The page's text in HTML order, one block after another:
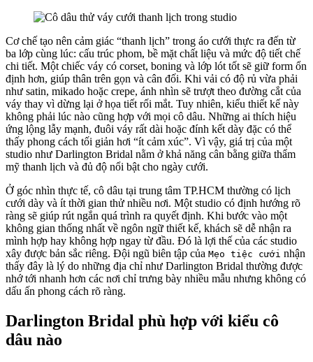
Cơ chế tạo nên cảm giác “thanh lịch” trong áo cưới thực ra đến từ
ba lớp cùng lúc: cấu trúc phom, bề mặt chất liệu và mức độ tiết chế
chi tiết. Một chiếc váy có corset, boning và lớp lót tốt sẽ giữ form ổn
định hơn, giúp thân trên gọn và cân đối. Khi vải có độ rủ vừa phải
như satin, mikado hoặc crepe, ánh nhìn sẽ trượt theo đường cắt của
váy thay vì dừng lại ở họa tiết rối mắt. Tuy nhiên, kiểu thiết kế này
không phải lúc nào cũng hợp với mọi cô dâu. Những ai thích hiệu
ứng lộng lẫy mạnh, đuôi váy rất dài hoặc đính kết dày đặc có thể
thấy phong cách tối giản hơi “ít cảm xúc”. Vì vậy, giá trị của một
studio như Darlington Bridal nằm ở khả năng cân bằng giữa thẩm
mỹ thanh lịch và đủ độ nổi bật cho ngày cưới.
Ở góc nhìn thực tế, cô dâu tại trung tâm TP.HCM thường có lịch
cưới dày và ít thời gian thử nhiều nơi. Một studio có định hướng rõ
ràng sẽ giúp rút ngắn quá trình ra quyết định. Khi bước vào một
không gian thống nhất về ngôn ngữ thiết kế, khách sẽ dễ nhận ra
mình hợp hay không hợp ngay từ đầu. Đó là lợi thế của các studio
xây được bản sắc riêng. Đội ngũ biên tập của Mẹo tiệc cưới nhận
thấy đây là lý do những địa chỉ như Darlington Bridal thường được
nhớ tới nhanh hơn các nơi chỉ trưng bày nhiều mẫu nhưng không có
dấu ấn phong cách rõ ràng.
Darlington Bridal phù hợp với kiểu cô
dâu nào